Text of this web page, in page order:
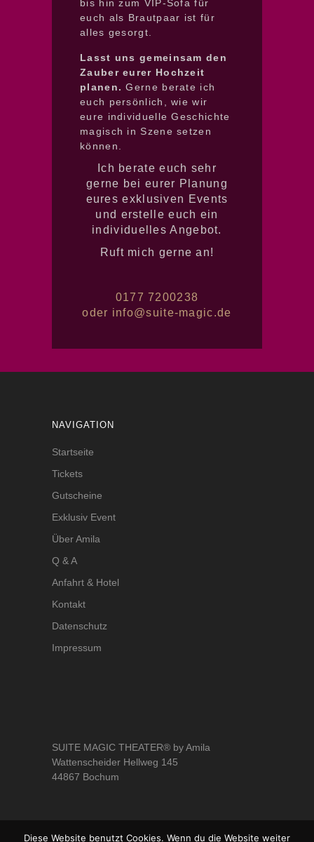
bis hin zum VIP-Sofa für
euch als Brautpaar ist für
alles gesorgt.
Lasst uns gemeinsam den
Zauber eurer Hochzeit
planen. Gerne berate ich
euch persönlich, wie wir
eure individuelle Geschichte
magisch in Szene setzen
können.
Ich berate euch sehr
gerne bei eurer Planung
eures exklusiven Events
und erstelle euch ein
individuelles Angebot.
Ruft mich gerne an!
0177 7200238
oder info@suite-magic.de
NAVIGATION
Startseite
Tickets
Gutscheine
Exklusiv Event
Über Amila
Q & A
Anfahrt & Hotel
Kontakt
Datenschutz
Impressum
SUITE MAGIC THEATER® by Amila
Wattenscheider Hellweg 145
44867 Bochum
Diese Website benutzt Cookies. Wenn du die Website weiter